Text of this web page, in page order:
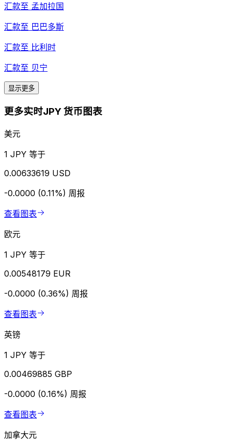
汇款至 孟加拉国
汇款至 巴巴多斯
汇款至 比利时
汇款至 贝宁
显示更多
更多实时JPY 货币图表
美元
1 JPY 等于
0.00633619 USD
-0.0000 (0.11%) 周报
查看图表
欧元
1 JPY 等于
0.00548179 EUR
-0.0000 (0.36%) 周报
查看图表
英镑
1 JPY 等于
0.00469885 GBP
-0.0000 (0.16%) 周报
查看图表
加拿大元